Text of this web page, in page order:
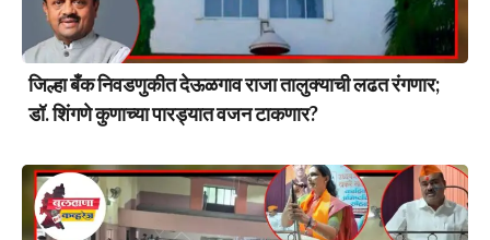
जिल्हा बँक निवडणुकीत देऊळगाव राजा तालुक्याची लढत रंगणार;
डॉ. शिंगणे कुणाच्या पारड्यात वजन टाकणार?